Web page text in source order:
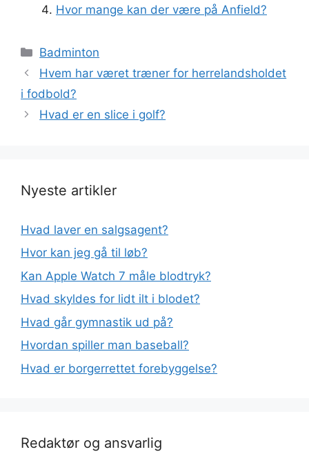
Hvor mange kan der være på Anfield?
Kategorier
Badminton
Hvem har været træner for herrelandsholdet
i fodbold?
Hvad er en slice i golf?
Nyeste artikler
Hvad laver en salgsagent?
Hvor kan jeg gå til løb?
Kan Apple Watch 7 måle blodtryk?
Hvad skyldes for lidt ilt i blodet?
Hvad går gymnastik ud på?
Hvordan spiller man baseball?
Hvad er borgerrettet forebyggelse?
Redaktør og ansvarlig